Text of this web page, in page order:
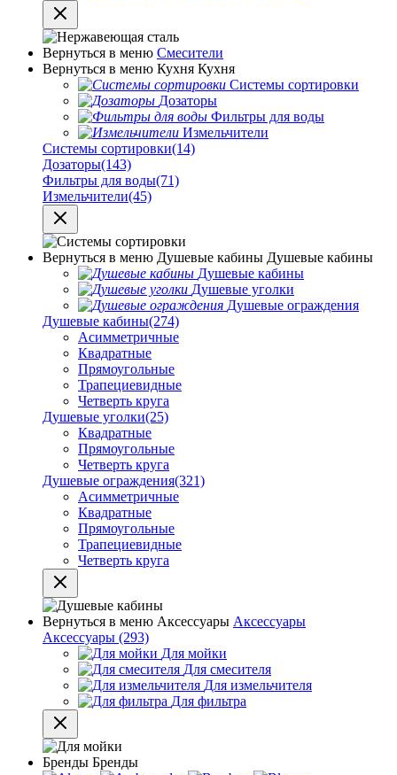
Вернуться в меню Смесители
Вернуться в меню Кухня Кухня
Системы сортировки
Дозаторы
Фильтры для воды
Измельчители
Системы сортировки(14)
Дозаторы(143)
Фильтры для воды(71)
Измельчители(45)
Вернуться в меню Душевые кабины Душевые кабины
Душевые кабины
Душевые уголки
Душевые ограждения
Душевые кабины(274)
Асимметричные
Квадратные
Прямоугольные
Трапециевидные
Четверть круга
Душевые уголки(25)
Квадратные
Прямоугольные
Четверть круга
Душевые ограждения(321)
Асимметричные
Квадратные
Прямоугольные
Трапециевидные
Четверть круга
Вернуться в меню Аксессуары Аксессуары
Аксессуары (293)
Для мойки
Для смесителя
Для измельчителя
Для фильтра
Бренды Бренды